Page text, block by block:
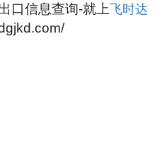
口信息查询-就上 飞时达